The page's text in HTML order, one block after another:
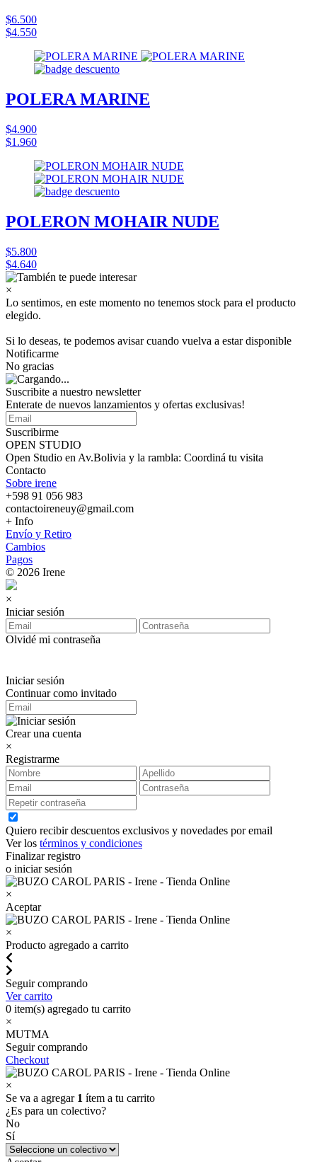
$6.500
$4.550
POLERA MARINE
$4.900
$1.960
POLERON MOHAIR NUDE
$5.800
$4.640
×
Lo sentimos, en este momento no tenemos stock para el producto
elegido.
Si lo deseas, te podemos avisar cuando vuelva a estar disponible
Notificarme
No gracias
Suscribite a nuestro newsletter
Enterate de nuevos lanzamientos y ofertas exclusivas!
Suscribirme
OPEN STUDIO
Open Studio en Av.Bolivia y la rambla: Coordiná tu visita
Contacto
Sobre irene
+598 91 056 983
contactoireneuy@gmail.com
+ Info
Envío y Retiro
Cambios
Pagos
© 2026 Irene
×
Iniciar sesión
Olvidé mi contraseña
Iniciar sesión
Continuar como invitado
Crear una cuenta
×
Registrarme
Quiero recibir descuentos exclusivos y novedades por email
Ver los términos y condiciones
Finalizar registro
o iniciar sesión
×
Aceptar
×
Producto agregado a carrito
Seguir comprando
Ver carrito
0 item(s) agregado tu carrito
×
MUTMA
Seguir comprando
Checkout
×
Se va a agregar 1 ítem a tu carrito
¿Es para un colectivo?
No
Sí